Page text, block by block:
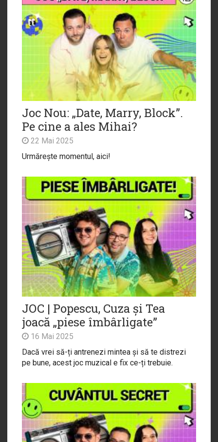
Joc Nou: „Date, Marry, Block”.
Pe cine a ales Mihai?
22 Mai 2025
Urmărește momentul, aici!
JOC | Popescu, Cuza și Tea
joacă „piese îmbârligate”
16 Mai 2025
Dacă vrei să-ți antrenezi mintea și să te distrezi
pe bune, acest joc muzical e fix ce-ți trebuie.